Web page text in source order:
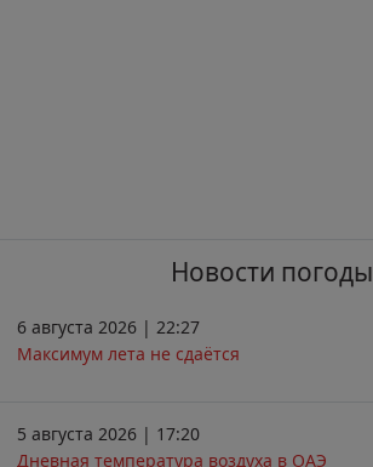
Новости погоды
6 августа 2026 | 22:27
Максимум лета не сдаётся
5 августа 2026 | 17:20
Дневная температура воздуха в ОАЭ